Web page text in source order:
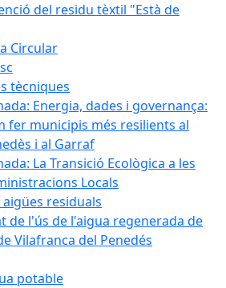
del residu tèxtil "Està de
Circular
tècniques
Energia, dades i governança:
fer municipis més resilients al
i al Garraf
La Transició Ecològica a les
Locals
residuals
de l'ús de l'aigua regenerada de
Vilafranca del Penedés
potable